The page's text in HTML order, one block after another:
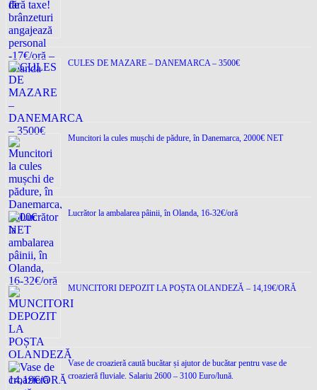
CULES DE MAZARE – DANEMARCA – 3500€
Muncitori la cules mușchi de pădure, în Danemarca, 2000€ NET
Lucrător la ambalarea pâinii, în Olanda, 16-32€/oră
MUNCITORI DEPOZIT LA POȘTA OLANDEZĂ – 14,19€/ORĂ
Vase de croazieră caută bucătar și ajutor de bucătar pentru vase de
croazieră fluviale. Salariu 2600 – 3100 Euro/lună.